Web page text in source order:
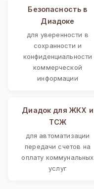
Безопасность в
Диадоке
для уверенности в
сохранности и
конфиденциальности
коммерческой
информации
Диадок для ЖКХ и
ТСЖ
для автоматизации
передачи счетов на
оплату коммунальных
услуг